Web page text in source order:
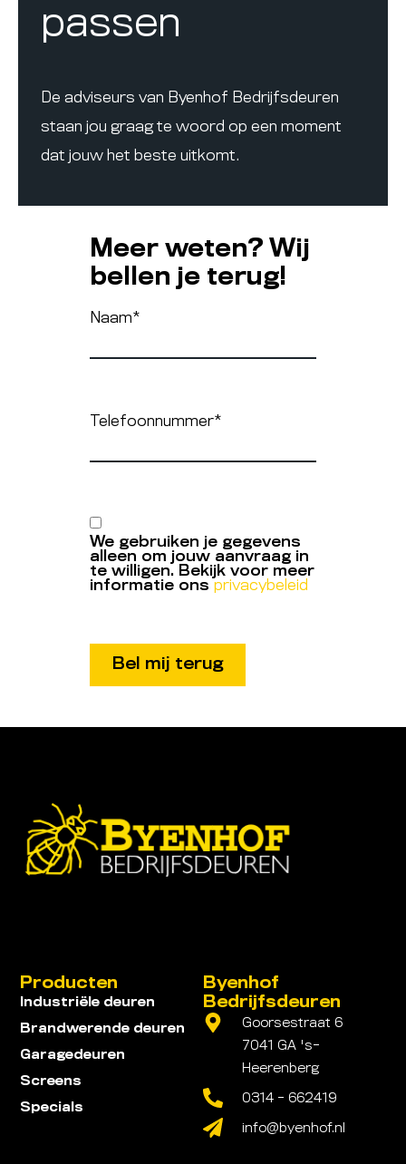
passen
De adviseurs van Byenhof Bedrijfsdeuren
staan jou graag te woord op een moment
dat jouw het beste uitkomt.
Meer weten? Wij
bellen je terug!
Naam*
Telefoonnummer*
We gebruiken je gegevens
alleen om jouw aanvraag in
te willigen. Bekijk voor meer
informatie ons privacybeleid
Byenhof
Bedrijfsdeuren
Goorsestraat 6
7041 GA 's-
Heerenberg
0314 - 662419
info@byenhof.nl
Producten
Industriële deuren
Brandwerende deuren
Garagedeuren
Screens
Specials